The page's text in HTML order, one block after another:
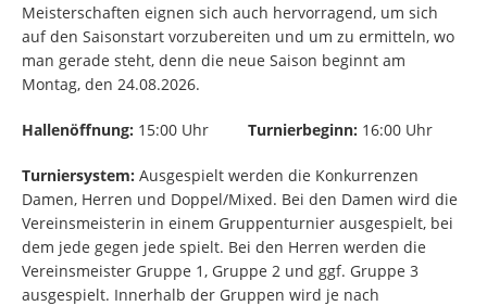
Meisterschaften eignen sich auch hervorragend, um sich
auf den Saisonstart vorzubereiten und um zu ermitteln, wo
man gerade steht, denn die neue Saison beginnt am
Montag, den 24.08.2026.
Hallenöffnung: 15:00 Uhr Turnierbeginn: 16:00 Uhr
Turniersystem: Ausgespielt werden die Konkurrenzen
Damen, Herren und Doppel/Mixed. Bei den Damen wird die
Vereinsmeisterin in einem Gruppenturnier ausgespielt, bei
dem jede gegen jede spielt. Bei den Herren werden die
Vereinsmeister Gruppe 1, Gruppe 2 und ggf. Gruppe 3
ausgespielt. Innerhalb der Gruppen wird je nach